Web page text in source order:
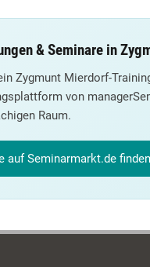
& Seminare in
Zygmunt Mierdorf-
von
Raum.
auf Seminarmarkt.de finden